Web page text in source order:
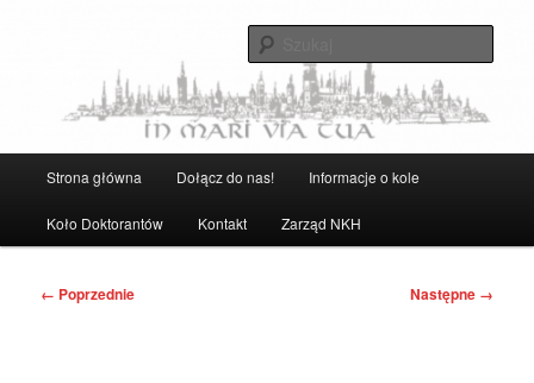
Naukowe Koło Historyków UG
Strona główna Dołącz do nas! Informacje o kole
Koło Doktorantów Kontakt Zarząd NKH
Nawigacja
← Poprzednie Następne →